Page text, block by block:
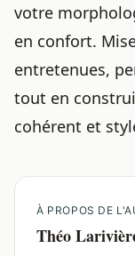
votre
en confort.
entretenues,
tout en
cohérent et
À PROPOS DE
Théo